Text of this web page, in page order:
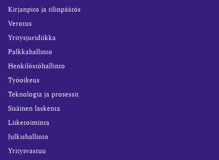
Kirjanpito ja tilinpäätös
Verotus
Yritysjuridiikka
Palkkahallinto
Henkilöstöhallinto
Työoikeus
Teknologia ja prosessit
Sisäinen laskenta
Liiketoiminta
Julkishallinto
Yritysvastuu